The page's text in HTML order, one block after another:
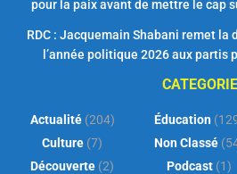
pour la paix avant de mettre le cap
RDC : Jacquemain Shabani remet
l’année politique 2026 aux partis
CATEGORIE
Actualité(204)
Culture (7)
Découverte (2)
Éducation
Non Classé
Podcast (1)